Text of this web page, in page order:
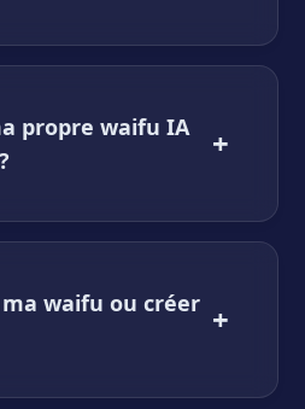
propre waifu IA
+
waifu ou créer +